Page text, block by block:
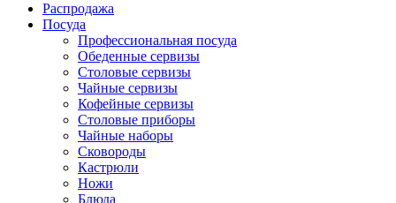
Распродажа
Посуда
Профессиональная посуда
Обеденные сервизы
Столовые сервизы
Чайные сервизы
Кофейные сервизы
Столовые приборы
Чайные наборы
Сковороды
Кастрюли
Ножи
Блюда